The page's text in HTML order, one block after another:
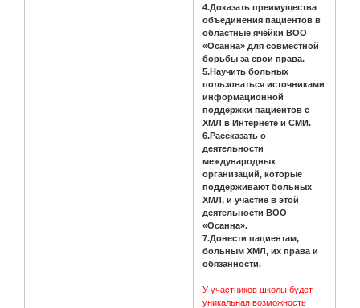
4.Доказать преимущества
объединения пациентов в
областные ячейки ВОО
«Осанна» для совместной
борьбы за свои права.
5.Научить больных
пользоваться источниками
информационной
поддержки пациентов с
ХМЛ в Интернете и СМИ.
6.Рассказать о
деятельности
международных
организаций, которые
поддерживают больных
ХМЛ, и участие в этой
деятельности ВОО
«Осанна».
7.Донести пациентам,
больным ХМЛ, их права и
обязанности.
У участников школы будет
уникальная возможность